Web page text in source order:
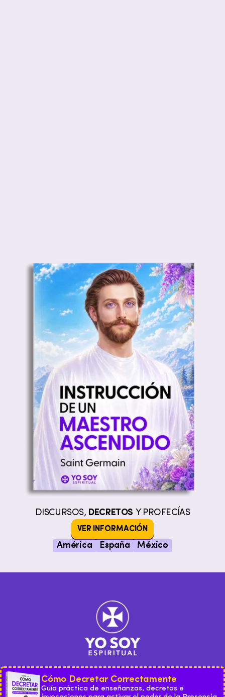
DISCURSOS, DECRETOS Y PROFECÍAS
VER INFORMACIÓN
América España México
Cómo Decretar Correctamente
Guía práctica de enseñanzas, decretos e